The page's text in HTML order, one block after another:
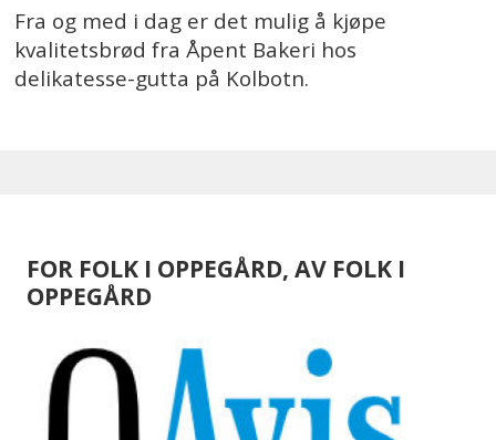
Fra og med i dag er det mulig å kjøpe
kvalitetsbrød fra Åpent Bakeri hos
delikatesse-gutta på Kolbotn.
FOR FOLK I OPPEGÅRD, AV FOLK I
OPPEGÅRD